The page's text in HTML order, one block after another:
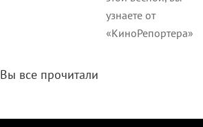
узнаете от
«КиноРепортера».
Вы все прочитали